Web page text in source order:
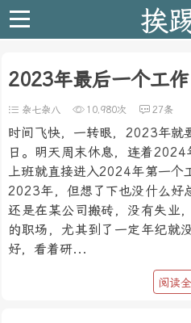
挨
2023年最后一个工作
杂七杂八 10,980次 27条
时间飞快，一转眼，2023年就
日。明天周末休息，连着
上班就直接进入2024年第一个
2023年，但想了下也没什么好
还是在某公司搬砖，没有失业
的职场，尤其到了一定年纪就
好，看着研...
阅读